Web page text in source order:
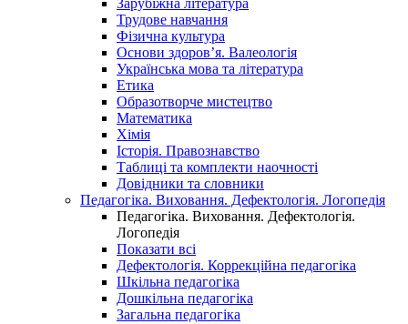
Зарубіжна література
Трудове навчання
Фізична культура
Основи здоров’я. Валеологія
Українська мова та література
Етика
Образотворче мистецтво
Математика
Хімія
Історія. Правознавство
Таблиці та комплекти наочності
Довідники та словники
Педагогіка. Виховання. Дефектологія. Логопедія
Педагогіка. Виховання. Дефектологія.
Логопедія
Показати всі
Дефектологія. Коррекційна педагогіка
Шкільна педагогіка
Дошкільна педагогіка
Загальна педагогіка